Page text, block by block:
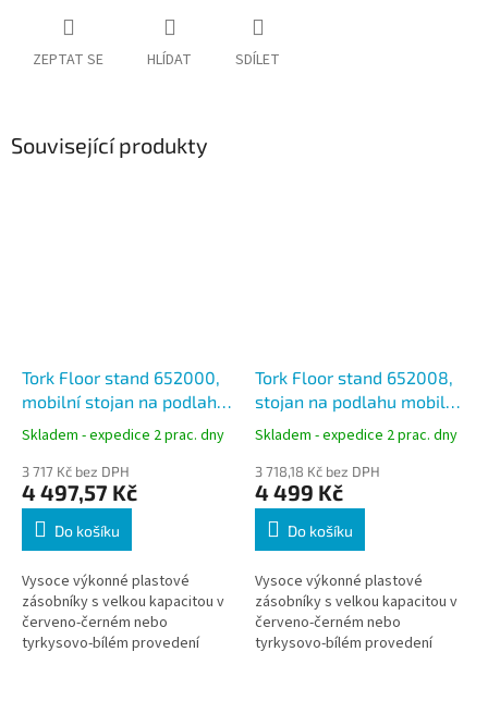
ZEPTAT SE HLÍDAT SDÍLET
Související produkty
Tork Floor stand 652000,
mobilní stojan na podlahu,
bílá/tyrkysová, W1
Skladem - expedice 2 prac. dny
3 717 Kč bez DPH
4 497,57 Kč
Do košíku
Vysoce výkonné plastové
zásobníky s velkou kapacitou v
červeno-černém nebo
tyrkysovo-bílém provedení
Tork Floor stand 652008,
stojan na podlahu mobilní,
červená/černá, W1
Skladem - expedice 2 prac. dny
3 718,18 Kč bez DPH
4 499 Kč
Do košíku
Vysoce výkonné plastové
zásobníky s velkou kapacitou v
červeno-černém nebo
tyrkysovo-bílém provedení